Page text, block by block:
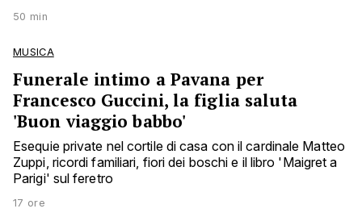
50 min
MUSICA
Funerale intimo a Pavana per
Francesco Guccini, la figlia saluta
'Buon viaggio babbo'
Esequie private nel cortile di casa con il cardinale Matteo
Zuppi, ricordi familiari, fiori dei boschi e il libro 'Maigret a
Parigi' sul feretro
17 ore